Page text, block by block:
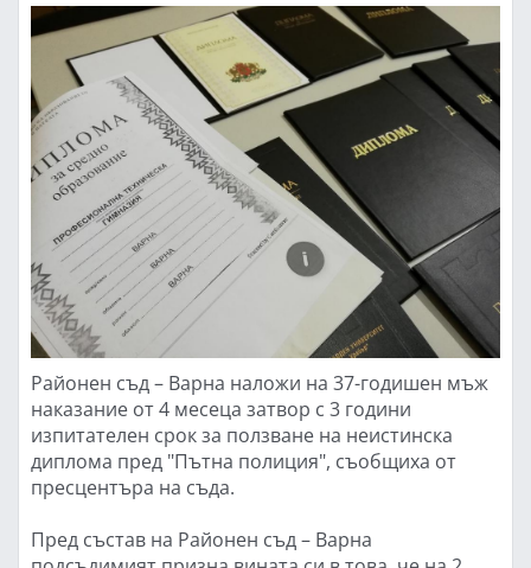
Районен съд – Варна наложи на 37-годишен мъж
наказание от 4 месеца затвор с 3 години
изпитателен срок за ползване на неистинска
диплома пред "Пътна полиция", съобщиха от
пресцентъра на съда.
Пред състав на Районен съд – Варна